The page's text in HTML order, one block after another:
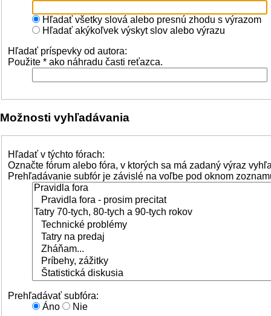
Hľadať všetky slová alebo presnú zhodu s výrazom
Hľadať akýkoľvek výskyt slov alebo výrazu
Hľadať príspevky od autora:
Použite * ako náhradu časti reťazca.
Možnosti vyhľadávania
Hľadať v týchto fórach:
Označte fórum alebo fóra, v ktorých sa má zadaný výraz
Prehľadávanie subfór je závislé na voľbe pod oknom
Prehľadávať subfóra:
Áno
Nie